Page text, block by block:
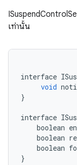
เท่านั้น
interface
void
}
interface
boolean
boolean
boolean
}